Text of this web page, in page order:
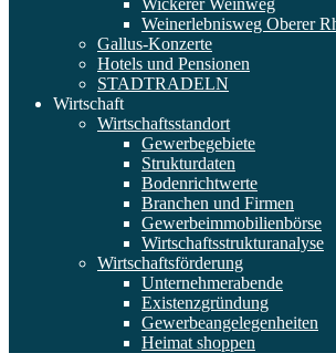
Wickerer Weinweg
Weinerlebnisweg Oberer
Gallus-Konzerte
Hotels und Pensionen
STADTRADELN
Wirtschaft
Wirtschaftsstandort
Gewerbegebiete
Strukturdaten
Bodenrichtwerte
Branchen und Firmen
Gewerbeimmobilienbörse
Wirtschaftsstrukturanalyse
Wirtschaftsförderung
Unternehmerabende
Existenzgründung
Gewerbeangelegenheiten
Heimat shoppen